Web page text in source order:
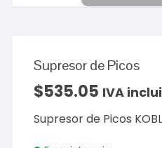
Supresor de Picos
$535.05 IVA
Supresor de Picos